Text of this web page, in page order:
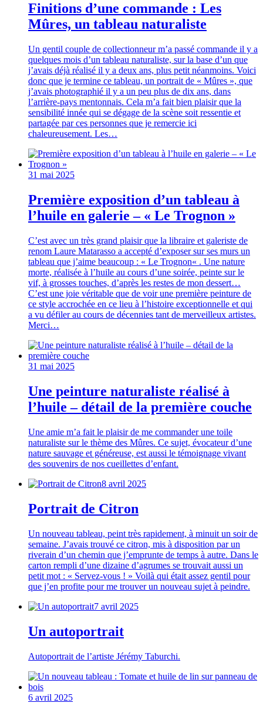
Finitions d’une commande : Les
Mûres, un tableau naturaliste
Un gentil couple de collectionneur m’a passé commande il y a
quelques mois d’un tableau naturaliste, sur la base d’un que
j’avais déjà réalisé il y a deux ans, plus petit néanmoins. Voici
donc que je termine ce tableau, un portrait de « Mûres », que
j’avais photographié il y a un peu plus de dix ans, dans
l’arrière-pays mentonnais. Cela m’a fait bien plaisir que la
sensibilité innée qui se dégage de la scène soit ressentie et
partagée par ces personnes que je remercie ici
chaleureusement. Les…
31 mai 2025
Première exposition d’un tableau à
l’huile en galerie – « Le Trognon »
C’est avec un très grand plaisir que la libraire et galeriste de
renom Laure Matarasso a accepté d’exposer sur ses murs un
tableau que j’aime beaucoup : « Le Trognon« . Une nature
morte, réalisée à l’huile au cours d’une soirée, peinte sur le
vif, à grosses touches, d’après les restes de mon dessert…
C’est une joie véritable que de voir une première peinture de
ce style accrochée en ce lieu à l’histoire exceptionnelle et qui
a vu défiler au cours de décennies tant de merveilleux artistes.
Merci…
31 mai 2025
Une peinture naturaliste réalisé à
l’huile – détail de la première couche
Une amie m’a fait le plaisir de me commander une toile
naturaliste sur le thème des Mûres. Ce sujet, évocateur d’une
nature sauvage et généreuse, est aussi le témoignage vivant
des souvenirs de nos cueillettes d’enfant.
8 avril 2025
Portrait de Citron
Un nouveau tableau, peint très rapidement, à minuit un soir de
semaine. J’avais trouvé ce citron, mis à disposition par un
riverain d’un chemin que j’emprunte de temps à autre. Dans le
carton rempli d’une dizaine d’agrumes se trouvait aussi un
petit mot : « Servez-vous ! » Voilà qui était assez gentil pour
que j’en profite pour me trouver un nouveau sujet à peindre.
7 avril 2025
Un autoportrait
Autoportrait de l’artiste Jérémy Taburchi.
6 avril 2025